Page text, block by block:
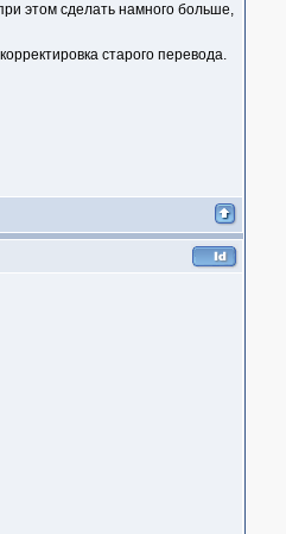
этом сделать намного больше,
старого перевода.